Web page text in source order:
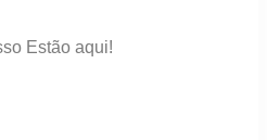
Estão aqui!